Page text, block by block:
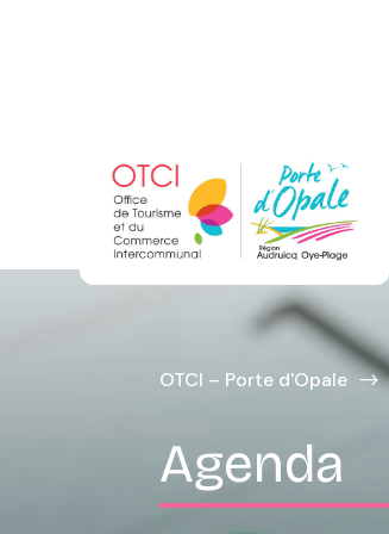
OTCI – Porte d'Opale $
Agenda